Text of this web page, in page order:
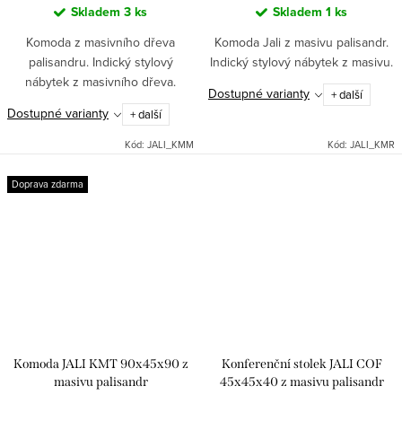
Skladem 3 ks
Komoda z masivního dřeva
palisandru. Indický stylový
nábytek z masivního dřeva.
Dostupné varianty
+ další
Kód: JALI_KMM
Skladem 1 ks
Komoda Jali z masivu palisandr.
Indický stylový nábytek z masivu.
Dostupné varianty
+ další
Kód: JALI_KMR
Doprava zdarma
Komoda JALI KMT 90x45x90 z
masivu palisandr
Konferenční stolek JALI COF
45x45x40 z masivu palisandr